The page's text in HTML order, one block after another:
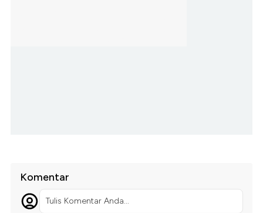
Komentar
Tulis Komentar Anda...